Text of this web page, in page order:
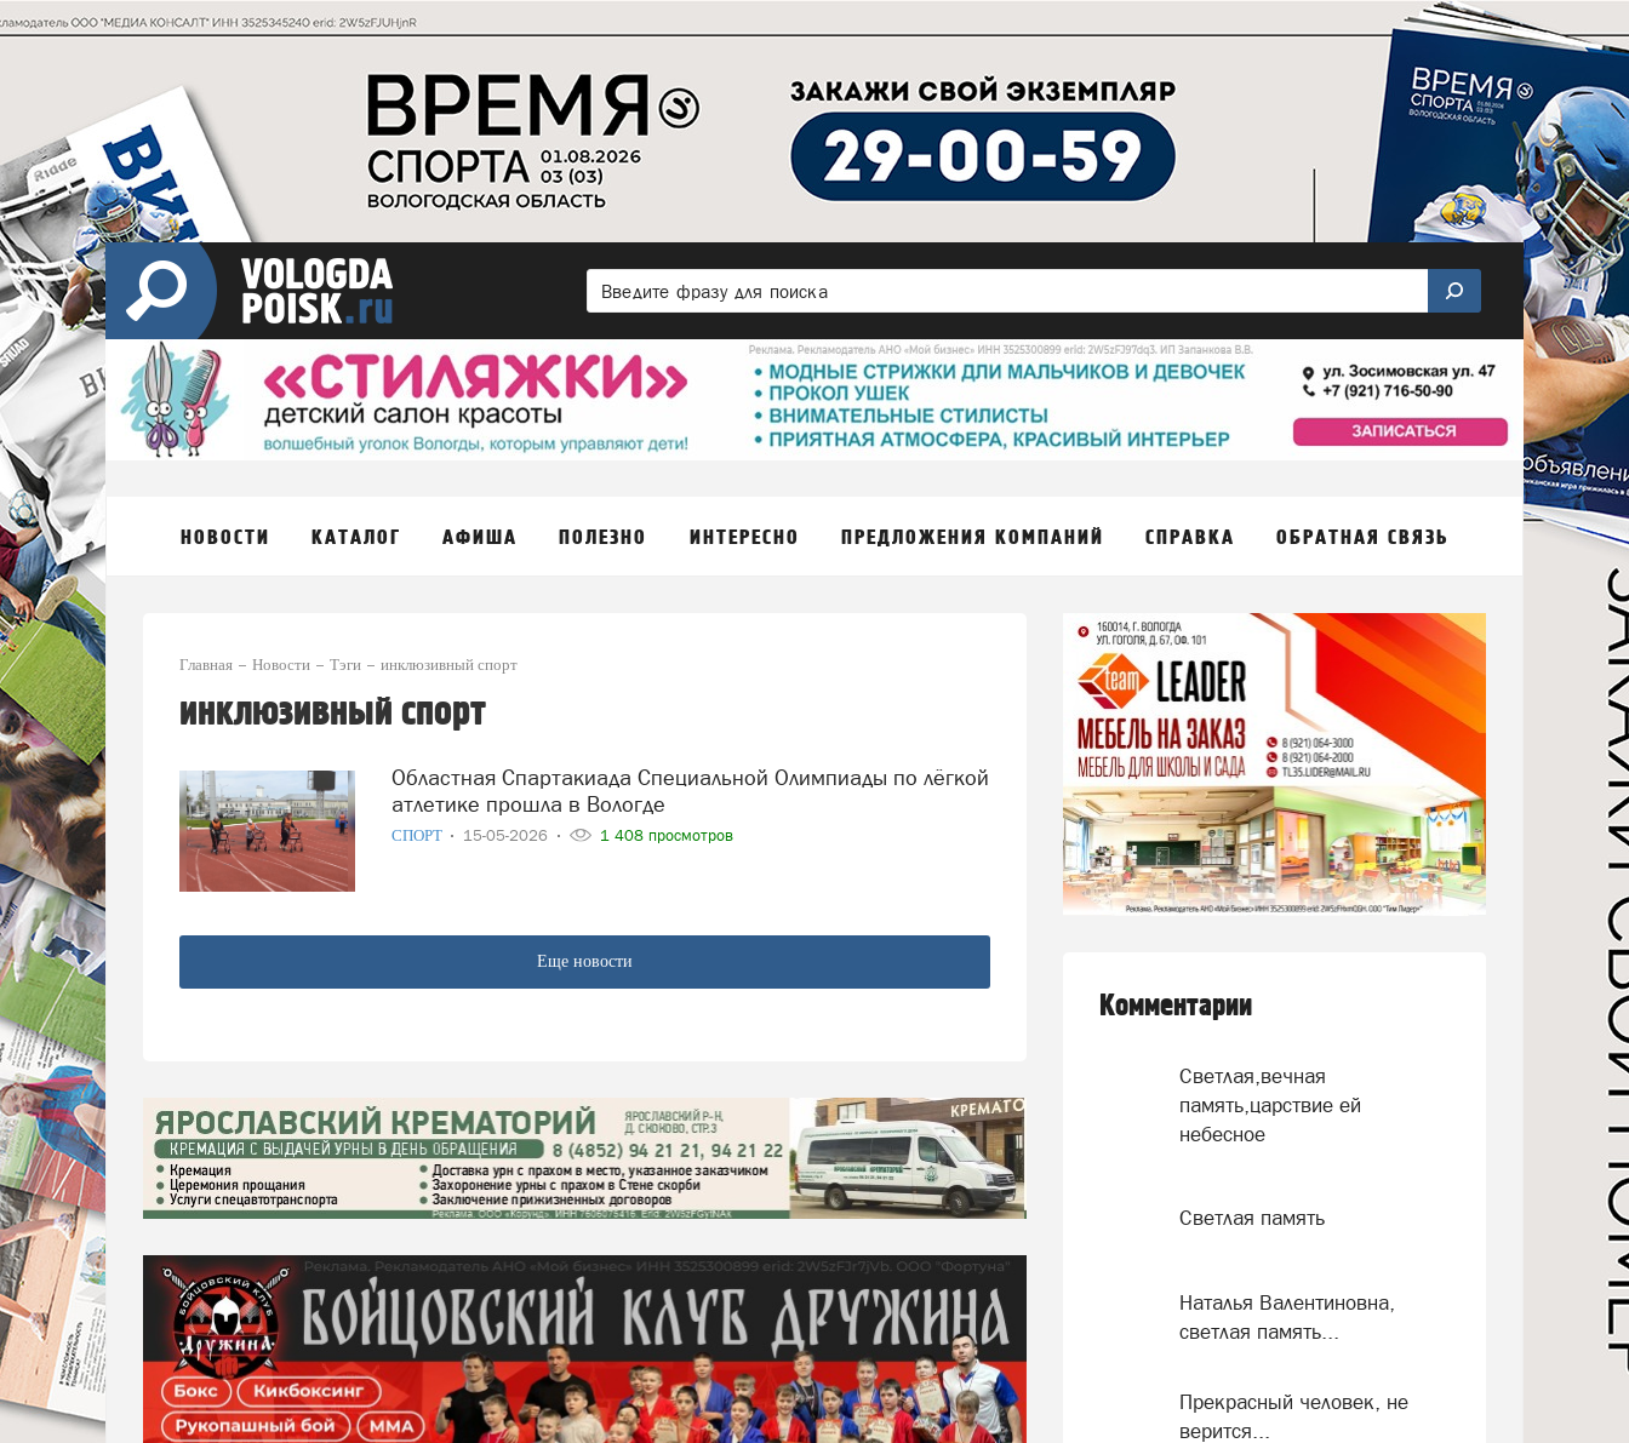
НОВОСТИ КАТАЛОГ АФИША ПОЛЕЗНО ИНТЕРЕСНО ПРЕДЛОЖЕНИЯ КОМПАНИЙ СПРАВКА ОБРАТНАЯ СВЯЗЬ
Главная Новости Тэги инклюзивный спорт
инклюзивный спорт
Областная Спартакиада Специальной Олимпиады по лёгкой
атлетике прошла в Вологде
СПОРТ 15-05-2026 1 408 просмотров
Еще новости
Комментарии
Светлая,вечная
память,царствие ей
небесное
Светлая память
Наталья Валентиновна,
светлая память...
Прекрасный человек, не
верится...